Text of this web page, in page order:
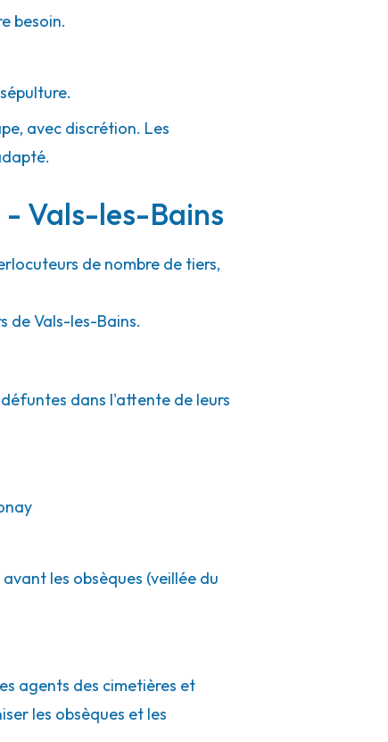
besoin.
avec discrétion. Les
Vals-les-Bains
de nombre de tiers,
de Vals-les-Bains.
dans l'attente de leurs
les obsèques (veillée du
agents des cimetières et
les obsèques et les